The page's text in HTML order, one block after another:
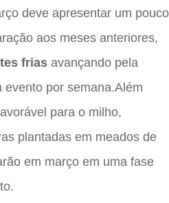
deve apresentar um pouco
aos meses anteriores,
frias avançando pela
evento por semana.Além
para o milho,
plantadas em meados de
em março em uma fase